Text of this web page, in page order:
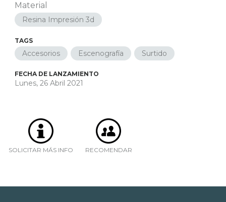
Material
Resina Impresión 3d
TAGS
Accesorios Escenografía Surtido
FECHA DE LANZAMIENTO
Lunes, 26 Abril 2021
SOLICITAR MÁS INFO RECOMENDAR